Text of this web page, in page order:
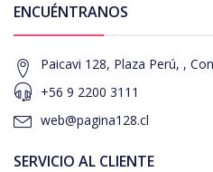
ENCUÉNTRANOS
Paicavi 128, Plaza Perú, ,
+56 9 2200 3111
web@pagina128.cl
SERVICIO AL CLIENTE